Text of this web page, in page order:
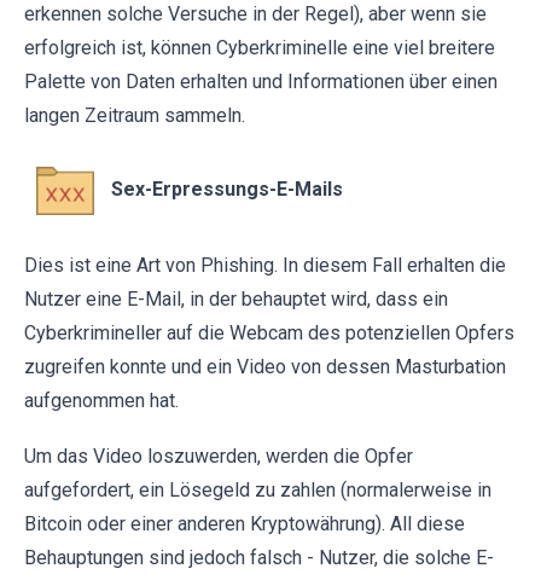
erkennen solche Versuche in der Regel), aber wenn sie
erfolgreich ist, können Cyberkriminelle eine viel breitere
Palette von Daten erhalten und Informationen über einen
langen Zeitraum sammeln.
Sex-Erpressungs-E-Mails
Dies ist eine Art von Phishing. In diesem Fall erhalten die
Nutzer eine E-Mail, in der behauptet wird, dass ein
Cyberkrimineller auf die Webcam des potenziellen Opfers
zugreifen konnte und ein Video von dessen Masturbation
aufgenommen hat.
Um das Video loszuwerden, werden die Opfer
aufgefordert, ein Lösegeld zu zahlen (normalerweise in
Bitcoin oder einer anderen Kryptowährung). All diese
Behauptungen sind jedoch falsch - Nutzer, die solche E-